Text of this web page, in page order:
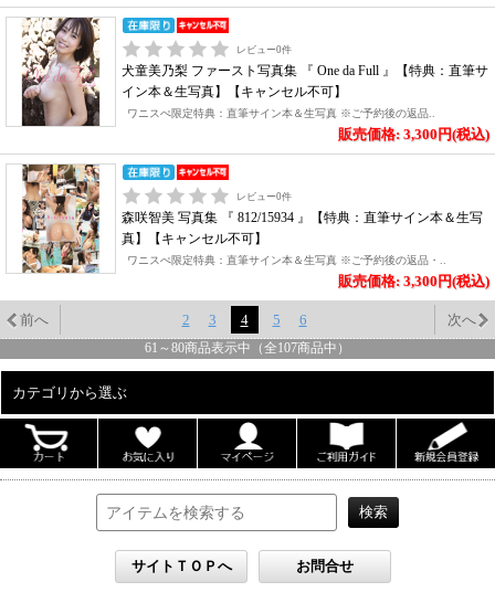
レビュー0件
犬童美乃梨 ファースト写真集 『 One da Full 』【特典：直筆サ
イン本＆生写真】【キャンセル不可】
ワニスぺ限定特典：直筆サイン本＆生写真 ※ご予約後の返品..
販売価格: 3,300円(税込)
レビュー0件
森咲智美 写真集 『 812/15934 』【特典：直筆サイン本＆生写
真】【キャンセル不可】
ワニスぺ限定特典：直筆サイン本＆生写真 ※ご予約後の返品・..
販売価格: 3,300円(税込)
前へ 2 3 4 5 6 次へ
61 ～ 80商品表示中（全107商品中）
カテゴリから選ぶ
ALL
男性写真集